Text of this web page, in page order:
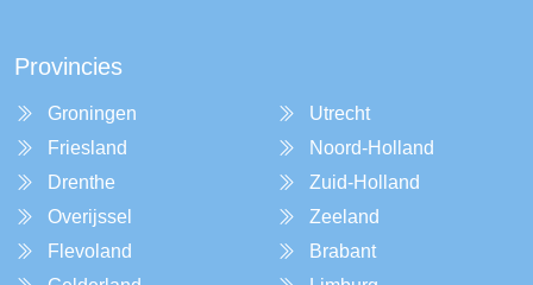
Provincies
Groningen
Friesland
Drenthe
Overijssel
Flevoland
Utrecht
Noord-Holland
Zuid-Holland
Zeeland
Brabant